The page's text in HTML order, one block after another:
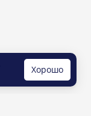
Хорошо